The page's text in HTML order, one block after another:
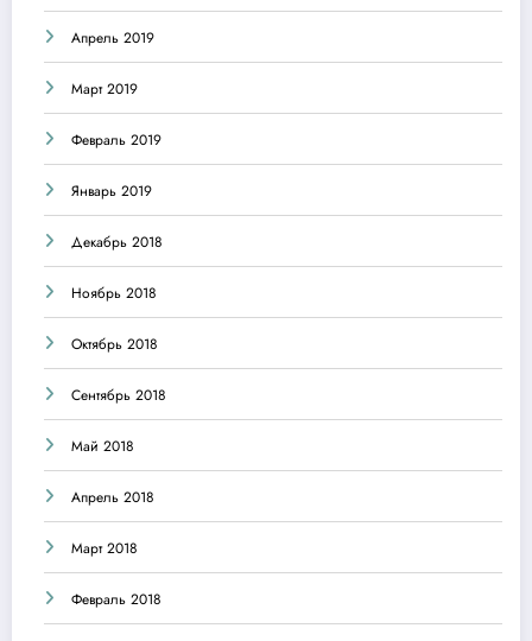
Апрель 2019
Март 2019
Февраль 2019
Январь 2019
Декабрь 2018
Ноябрь 2018
Октябрь 2018
Сентябрь 2018
Май 2018
Апрель 2018
Март 2018
Февраль 2018